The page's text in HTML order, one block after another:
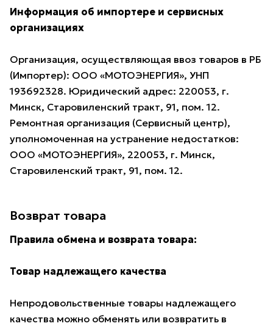
Информация об импортере и сервисных
организациях
Организация, осуществляющая ввоз товаров в РБ
(Импортер): ООО «МОТОЭНЕРГИЯ», УНП
193692328. Юридический адрес: 220053, г.
Минск, Старовиленский тракт, 91, пом. 12.
Ремонтная организация (Сервисный центр),
уполномоченная на устранение недостатков:
ООО «МОТОЭНЕРГИЯ», 220053, г. Минск,
Старовиленский тракт, 91, пом. 12.
Возврат товара
Правила обмена и возврата товара:
Товар надлежащего качества
Непродовольственные товары надлежащего
качества можно обменять или возвратить в